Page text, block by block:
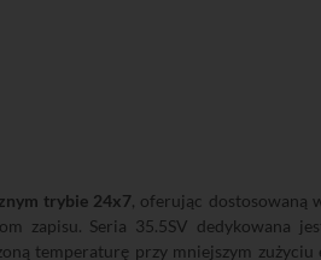
trybie 24x7, oferując dostosowaną
zapisu. Seria 35.5SV dedykowana
temperaturę przy mniejszym zużyciu